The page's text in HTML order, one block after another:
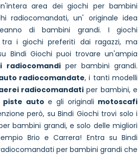
area dei giochi per bambini
radiocomandati, un' originale idea
di bambini grandi. I giochi
i giochi preferiti dai ragazzi, ma
Bindi Giochi puoi trovare un'ampia
radiocomandiper bambini grandi.
radiocomandate, i tanti modelli
radiocomandatiper bambini, e
piste auto e gli originali motoscafi
però, su Bindi Giochi trovi solo i
bambini grandi, e solo delle migliori
Brio e Carrera! Entra su Bindi
per bambini grandi che